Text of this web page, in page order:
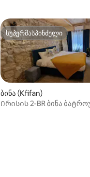
სუპერმასპინძელი
სუპერმასპინძელი
ბინა (Kfifan)
Ირისის 2-BR ბინა